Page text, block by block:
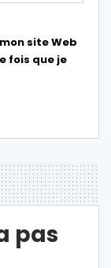
site Web
fois que je
pas